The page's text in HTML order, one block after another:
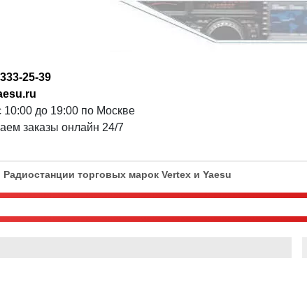
25-39
10:00 до 19:00 по Москве
заказы онлайн 24/7
Радиостанции торговых марок Vertex и Yaesu